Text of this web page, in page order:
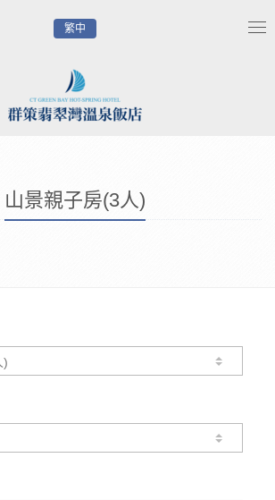
繁中
山景親子房(3人)